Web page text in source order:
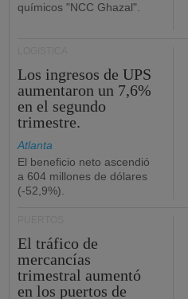
químicos "NCC Ghazal".
Los ingresos de UPS
aumentaron un 7,6%
en el segundo
trimestre.
Atlanta
El beneficio neto ascendió
a 604 millones de dólares
(-52,9%).
El tráfico de
mercancías
trimestral aumentó
en los puertos de